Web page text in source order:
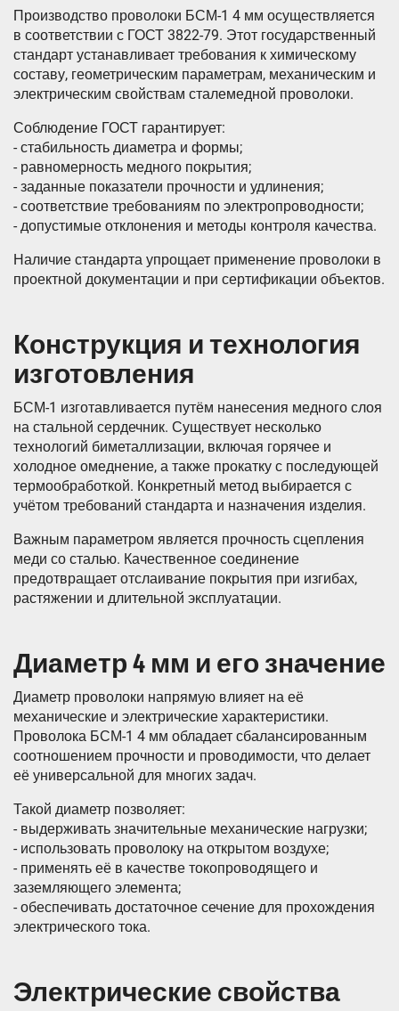
Производство проволоки БСМ-1 4 мм осуществляется
в соответствии с ГОСТ 3822-79. Этот государственный
стандарт устанавливает требования к химическому
составу, геометрическим параметрам, механическим и
электрическим свойствам сталемедной проволоки.
Соблюдение ГОСТ гарантирует:
- стабильность диаметра и формы;
- равномерность медного покрытия;
- заданные показатели прочности и удлинения;
- соответствие требованиям по электропроводности;
- допустимые отклонения и методы контроля качества.
Наличие стандарта упрощает применение проволоки в
проектной документации и при сертификации объектов.
Конструкция и технология
изготовления
БСМ-1 изготавливается путём нанесения медного слоя
на стальной сердечник. Существует несколько
технологий биметаллизации, включая горячее и
холодное омеднение, а также прокатку с последующей
термообработкой. Конкретный метод выбирается с
учётом требований стандарта и назначения изделия.
Важным параметром является прочность сцепления
меди со сталью. Качественное соединение
предотвращает отслаивание покрытия при изгибах,
растяжении и длительной эксплуатации.
Диаметр 4 мм и его значение
Диаметр проволоки напрямую влияет на её
механические и электрические характеристики.
Проволока БСМ-1 4 мм обладает сбалансированным
соотношением прочности и проводимости, что делает
её универсальной для многих задач.
Такой диаметр позволяет:
- выдерживать значительные механические нагрузки;
- использовать проволоку на открытом воздухе;
- применять её в качестве токопроводящего и
заземляющего элемента;
- обеспечивать достаточное сечение для прохождения
электрического тока.
Электрические свойства